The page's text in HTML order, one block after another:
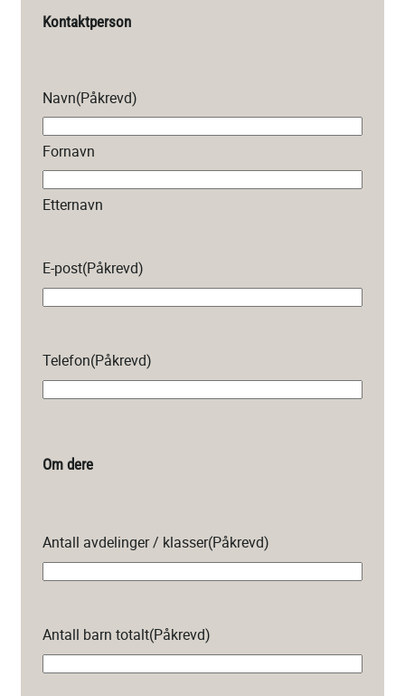
Kontaktperson
Navn(Påkrevd)
Fornavn
Etternavn
E-post(Påkrevd)
Telefon(Påkrevd)
Om dere
Antall avdelinger / klasser(Påkrevd)
Antall barn totalt(Påkrevd)